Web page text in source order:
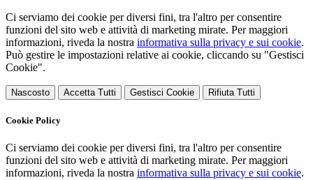
Ci serviamo dei cookie per diversi fini, tra l'altro per consentire
funzioni del sito web e attività di marketing mirate. Per maggiori
informazioni, riveda la nostra informativa sulla privacy e sui cookie.
Può gestire le impostazioni relative ai cookie, cliccando su "Gestisci
Cookie".
Nascosto Accetta Tutti Gestisci Cookie Rifiuta Tutti
Cookie Policy
Ci serviamo dei cookie per diversi fini, tra l'altro per consentire
funzioni del sito web e attività di marketing mirate. Per maggiori
informazioni, riveda la nostra informativa sulla privacy e sui cookie.